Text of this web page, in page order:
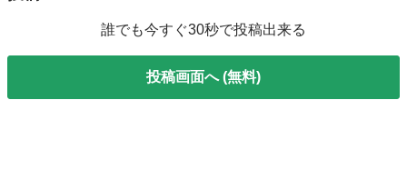
誰でも今すぐ30秒で投稿出来る
投稿画面へ (無料)